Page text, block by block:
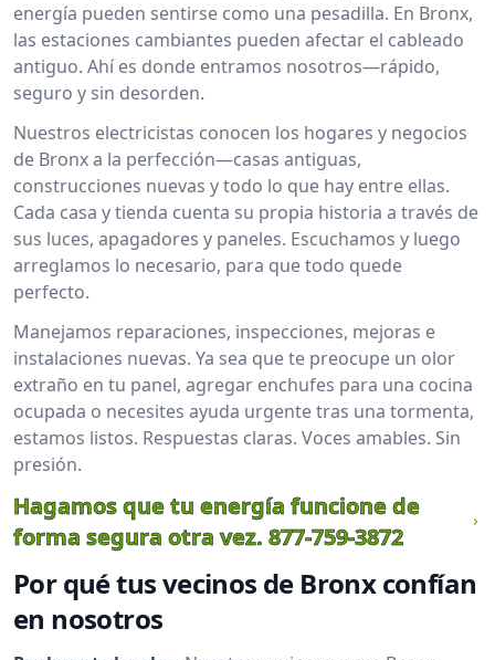
energía pueden sentirse como una pesadilla. En Bronx,
las estaciones cambiantes pueden afectar el cableado
antiguo. Ahí es donde entramos nosotros—rápido,
seguro y sin desorden.
Nuestros electricistas conocen los hogares y negocios
de Bronx a la perfección—casas antiguas,
construcciones nuevas y todo lo que hay entre ellas.
Cada casa y tienda cuenta su propia historia a través de
sus luces, apagadores y paneles. Escuchamos y luego
arreglamos lo necesario, para que todo quede
perfecto.
Manejamos reparaciones, inspecciones, mejoras e
instalaciones nuevas. Ya sea que te preocupe un olor
extraño en tu panel, agregar enchufes para una cocina
ocupada o necesites ayuda urgente tras una tormenta,
estamos listos. Respuestas claras. Voces amables. Sin
presión.
Hagamos que tu energía funcione de
forma segura otra vez. 877-759-3872
Por qué tus vecinos de Bronx confían
en nosotros